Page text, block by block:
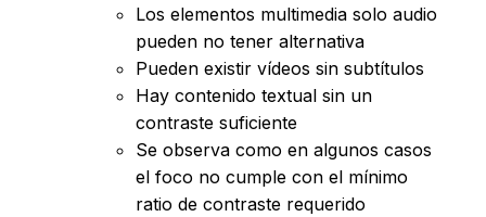
Los elementos multimedia solo audio
pueden no tener alternativa
Pueden existir vídeos sin subtítulos
Hay contenido textual sin un
contraste suficiente
Se observa como en algunos casos
el foco no cumple con el mínimo
ratio de contraste requerido